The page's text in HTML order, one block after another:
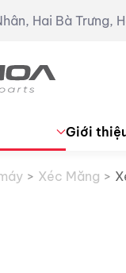
Hai Bà Trưng,
Giới
Xéc Măng